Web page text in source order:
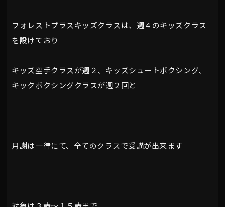
フォレストプラスキッズクラスは、週４のキッズクラス
を設けており
キッズ空手クラスが週２、キッズシュートボクシング、
キックボクシングクラスが週２回と
月謝は一律にて、全てのクラスで受講が出来ます